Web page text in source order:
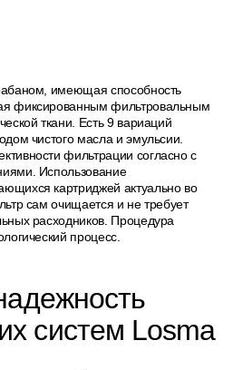
имеющая способность
фиксированным фильтровальным
ткани. Есть 9 вариаций
чистого масла и эмульсии.
фильтрации согласно с
Использование
картриджей актуально во
сам очищается и не требует
расходников. Процедура
процесс.
систем Losma